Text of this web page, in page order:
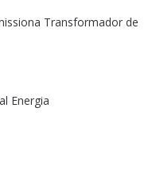
Transformador de
Energia